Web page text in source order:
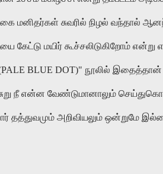
மனிதர்கள் சுவரில் நிழல் வந்தால்
கேட்டு மயிர் கூச்சலிடுகிறோம் என்று
BLUE DOT)" நூலில் இதைத்தான்
நீ என்ன வேண்டுமானாலும்
தத்துவமும் அறிவியலும் ஒன்றுமே